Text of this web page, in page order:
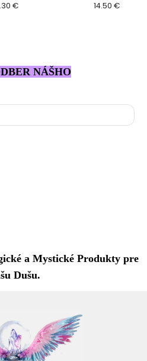
Zuzana
€ 14.50 €
NÁŠHO
a Mystické Produkty pre
Dušu.